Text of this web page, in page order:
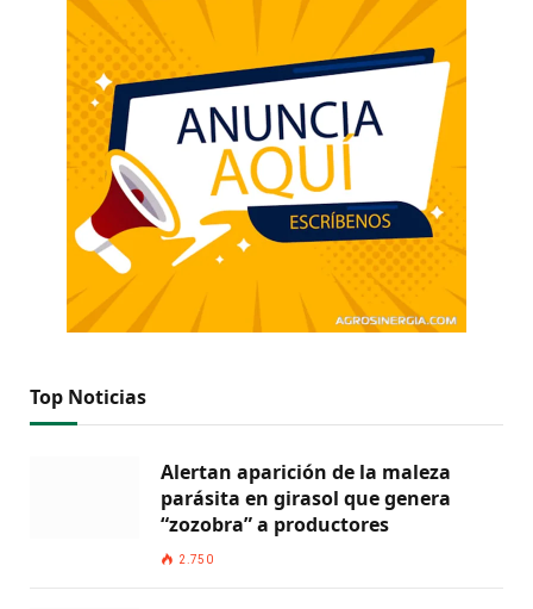
Top Noticias
Alertan aparición de la maleza
parásita en girasol que genera
“zozobra” a productores
2.750